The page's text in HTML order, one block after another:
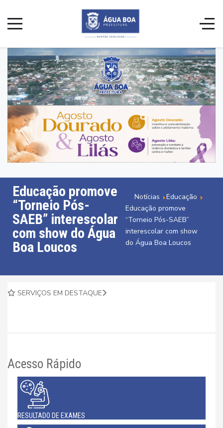
Educação promove
“Torneio Pós-
SAEB” interescolar
com show do Água
Boa Loucos
Notícias
Educação
Educação promove
“Torneio Pós-SAEB”
interescolar com show
do Água Boa Loucos
SERVIÇOS EM DESTAQUE
Acesso Rápido
RESULTADO DE EXAMES